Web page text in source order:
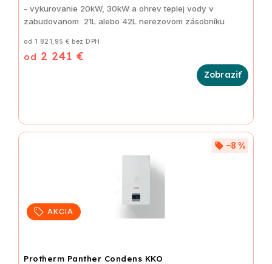
od 1 821,95 € bez DPH
od 2 241 €
- vykurovanie 20kW, 30kW a ohrev teplej vody v
zabudovanom 21L alebo 42L nerezovom zásobníku
AKCIA
Protherm Panther Condens KKO
–8 %